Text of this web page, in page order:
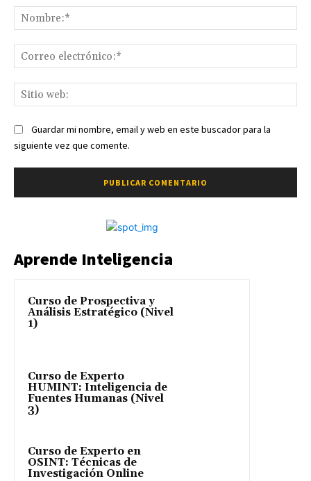
Guardar mi nombre, email y web en este buscador para la
siguiente vez que comente.
Aprende Inteligencia
Curso de Prospectiva y
Análisis Estratégico (Nivel
1)
Curso de Experto
HUMINT: Inteligencia de
Fuentes Humanas (Nivel
3)
Curso de Experto en
OSINT: Técnicas de
Investigación Online